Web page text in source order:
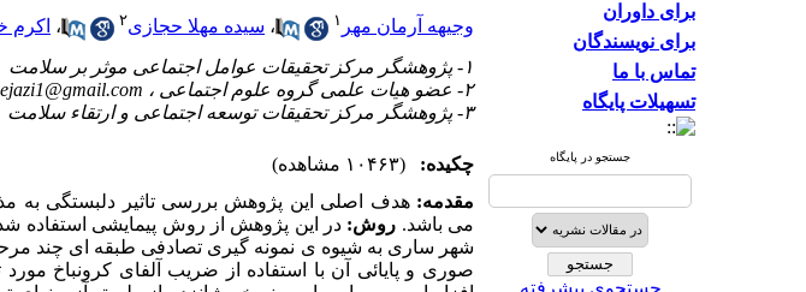
برای داوران
برای نویسندگان
تماس با ما
تسهیلات پایگاه
جستجو در پایگاه
جستجوی پیشرفته
وجیهه آرمان مهر ۱ ، سیده مهلا حجازی۲ ، اکرم
۱- پژوهشگر مرکز تحقیقات عوامل اجتماعی موثر بر سلامت
۲- عضو هیات علمی گروه علوم اجتماعی ،
۳- پژوهشگر مرکز تحقیقات توسعه اجتماعی و ارتقاء سلامت
چکیده:
(۱۰۴۶۳ مشاهده)
مقدمه: هدف اصلی این پژوهش بررسی تاثیر دلبستگی به
می باشد. روش: در این پژوهش از روش پیمایشی استفاده
شهر ساری به شیوه ی نمونه گیری تصادفی طبقه ای چند
صوری و پایائی آن با استفاده از ضریب آلفای کرونباخ مورد